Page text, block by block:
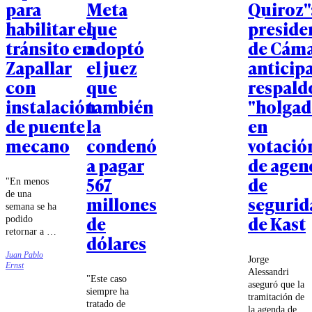
para
habilitar el
tránsito en
Zapallar
con
instalación
de puente
mecano
"En menos
de una
semana se ha
podido
retornar a la
para los
vecinos",
Juan Pablo
Ernst
Meta
que
adoptó
el juez
que
también
la
condenó
a pagar
567
millones
de
dólares
"Este caso
siempre ha
tratado de
de
en
de
de
de Kast
Jorge
Alessandri
aseguró que la
tramitación de
la agenda de